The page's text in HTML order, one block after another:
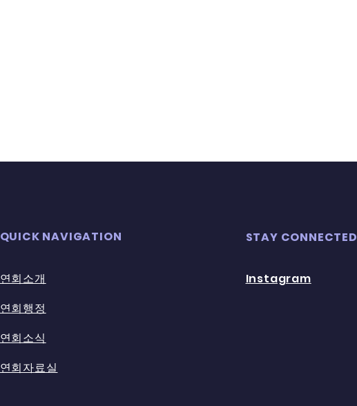
QUICK NAVIGATION
연회소개
연회행정
​연회소식
연회자료실
STAY CONNECTED
Instagram